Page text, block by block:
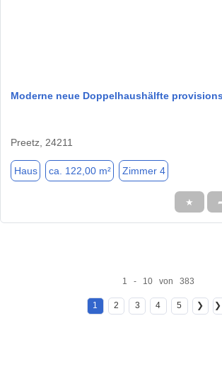
Moderne neue Doppelhaushälfte
Preetz, 24211
Haus ca. 122,00 m² Zimmer 4
★
1 - 10 von 383
1 2 3 4 5 ❯